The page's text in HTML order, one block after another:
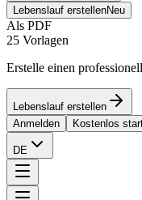
Lebenslauf erstellenNeu
Als PDF
25 Vorlagen
Erstelle einen
Lebenslauf erstellen
Anmelden
Kostenlos
DE